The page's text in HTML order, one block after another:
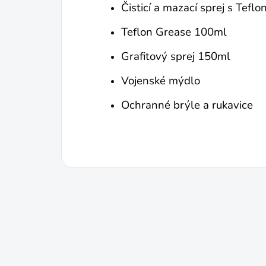
Čisticí a mazací sprej s
Teflon Grease 100ml
Grafitový sprej 150ml
Vojenské mýdlo
Ochranné brýle a rukavice